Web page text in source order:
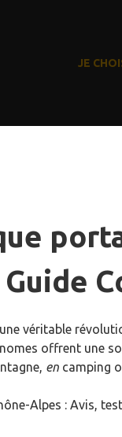
JE
véritable
offrent une
en camping